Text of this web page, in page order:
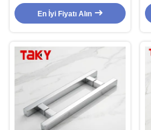
Kapı Kolları
En İyi Fiyatı Alın